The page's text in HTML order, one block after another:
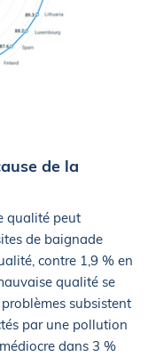
de la
qualité peut
de baignade
contre 1,9 % en
qualité se
subsistent
par une pollution
dans 3 %